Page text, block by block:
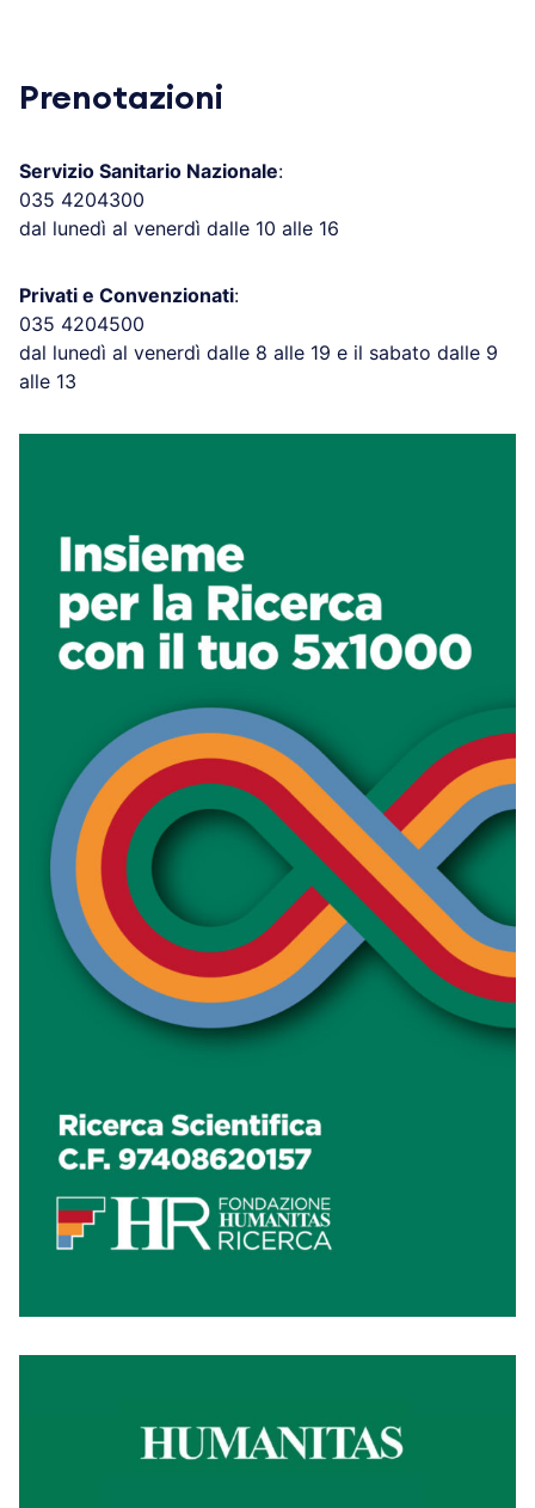
Prenotazioni
Servizio Sanitario Nazionale:
035 4204300
dal lunedì al venerdì dalle 10 alle 16
Privati e Convenzionati:
035 4204500
dal lunedì al venerdì dalle 8 alle 19 e il sabato dalle 9
alle 13